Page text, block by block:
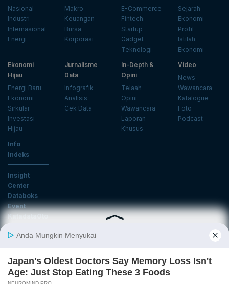
Nasional
Industri
Internasional
Energi
Makro
Keuangan
Bursa
Korporasi
E-Commerce
Fintech
Startup
Gadget
Teknologi
Sejarah
Ekonomi
Profil
Istilah
Ekonomi
Ekonomi
Hijau
Energi Baru
Ekonomi
Sirkular
Investasi
Hijau
Jurnalisme
Data
Infografik
Analisis
Cek Data
In-Depth &
Opini
Telaah
Opini
Wawancara
Laporan
Khusus
Video
News
Wawancara
Katalogue
Foto
Podcast
Info
Indeks
Insight
Center
Databoks
Event
KatadataOto
Email
Daftar